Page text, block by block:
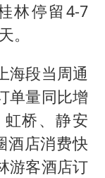
林停留4-7
。
海段当周通
单量同比增
桥、静安
酒店消费快
游客酒店订